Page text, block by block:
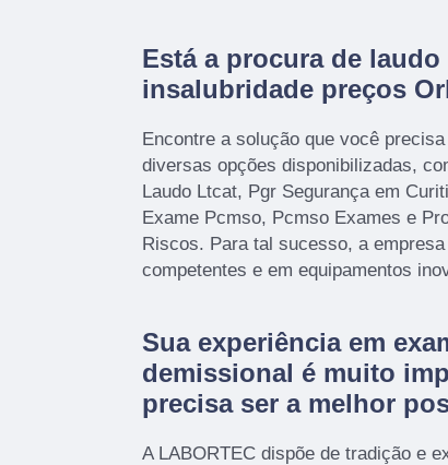
Está a procura de
insalubridade preços
Encontre a solução que você
diversas opções disponibilizadas,
Laudo Ltcat, Pgr Segurança em
Exame Pcmso, Pcmso Exames e
Riscos. Para tal sucesso, a
competentes e em equipamentos
Sua experiência em
demissional é muito
precisa ser a melhor
A LABORTEC dispõe de tradição e